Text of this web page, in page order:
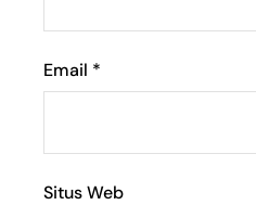
Email *
Situs Web